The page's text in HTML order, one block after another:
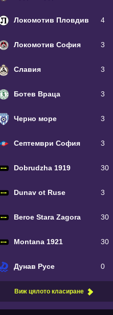
Локомотив Пловдив 4
Локомотив София 3
Славия 3
Ботев Враца 3
Черно море 3
Септември София 3
Dobrudzha 1919 30
Dunav ot Ruse 3
Beroe Stara Zagora 30
Montana 1921 30
Дунав Русе 0
Виж цялото класиране